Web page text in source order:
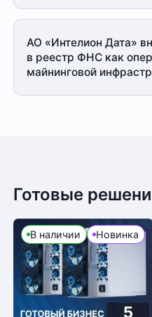
АО «Интелион Дата»
в реестр ФНС как
майнинговой
Готовые
В наличии Новинка